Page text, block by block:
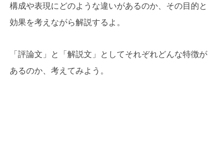
構成や表現にどのような違いがあるのか、その目的と
効果を考えながら解説するよ。
「評論文」と「解説文」としてそれぞれどんな特徴が
あるのか、考えてみよう。